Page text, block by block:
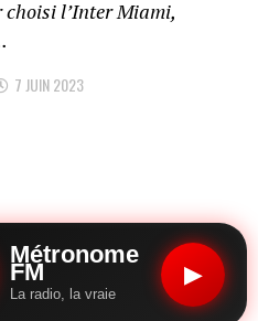
l’Inter Miami,
7 JUIN 2023
Métronome
FM
La radio, la vraie
▶